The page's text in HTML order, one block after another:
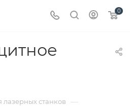
0
станков —